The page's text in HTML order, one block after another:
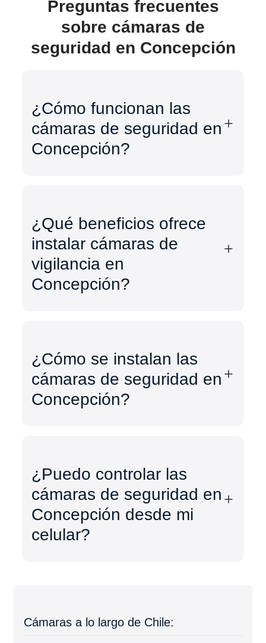
Preguntas frecuentes
sobre cámaras de
seguridad en Concepción
¿Cómo funcionan las
cámaras de seguridad en
Concepción?
¿Qué beneficios ofrece
instalar cámaras de
vigilancia en
Concepción?
¿Cómo se instalan las
cámaras de seguridad en
Concepción?
¿Puedo controlar las
cámaras de seguridad en
Concepción desde mi
celular?
Cámaras a lo largo de Chile: